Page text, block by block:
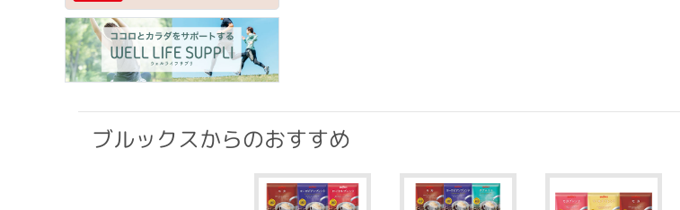
ブルックスからのおすすめ